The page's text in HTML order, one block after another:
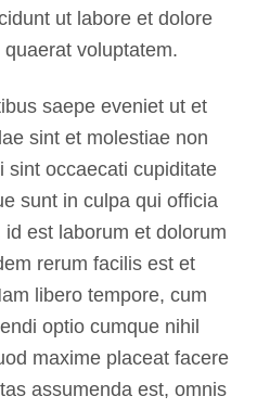
ut labore et dolore
voluptatem.
saepe eveniet ut et
sint et molestiae non
sint occaecati cupiditate
sunt in culpa qui officia
est laborum et dolorum
rerum facilis est et
libero tempore, cum
optio cumque nihil
maxime placeat facere
assumenda est, omnis